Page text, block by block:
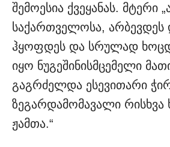
შემოესია ქვეყანას. მტერი
საქართველოსა, არბევდეს
ჰყოფდეს და სრულად
იყო ნუგეშინისმცემელი
გაგრძელდა ესევითარი
ზეგარდამომავალი რისხვა
ჟამთა.“